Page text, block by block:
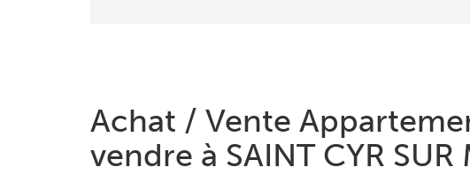
Achat / Vente
vendre à SAINT CYR SUR